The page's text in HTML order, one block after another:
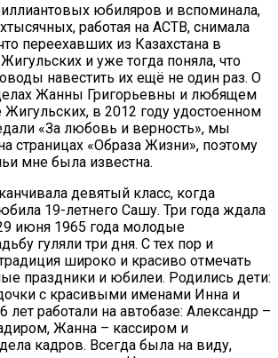
юбиляров и вспоминала,
работая на АСТВ, снимала
переехавших из Казахстана в
и уже тогда поняла, что
навестить их ещё не один раз. О
Жанны Григорьевны и любящем
в 2012 году удостоенном
«За любовь и верность», мы
страницах «Образа Жизни», поэтому
мне была известна.
девятый класс, когда
19-летнего Сашу. Три года ждала
июня 1965 года молодые
гуляли три дня. С тех пор и
широко и красиво отмечать
праздники и юбилеи. Родились дети:
с красивыми именами Инна и
лет работали на автобазе: Александр –
Жанна – кассиром и
кадров. Всегда была на виду,